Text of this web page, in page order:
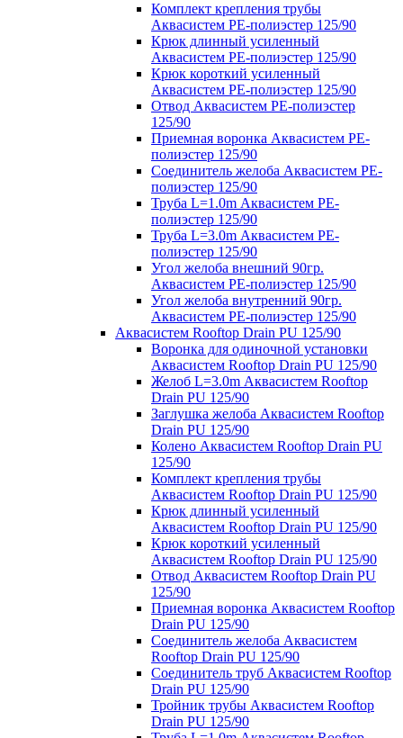
Комплект крепления трубы
Аквасистем PE-полиэстер 125/90
Крюк длинный усиленный
Аквасистем PE-полиэстер 125/90
Крюк короткий усиленный
Аквасистем PE-полиэстер 125/90
Отвод Аквасистем РЕ-полиэстер
125/90
Приемная воронка Аквасистем PE-
полиэстер 125/90
Соединитель желоба Аквасистем PE-
полиэстер 125/90
Труба L=1.0m Аквасистем PE-
полиэстер 125/90
Труба L=3.0m Аквасистем PE-
полиэстер 125/90
Угол желоба внешний 90гр.
Аквасистем PE-полиэстер 125/90
Угол желоба внутренний 90гр.
Аквасистем PE-полиэстер 125/90
Аквасистем Rooftop Drain PU 125/90
Воронка для одиночной установки
Аквасистем Rooftop Drain PU 125/90
Желоб L=3.0m Аквасистем Rooftop
Drain PU 125/90
Заглушка желоба Аквасистем Rooftop
Drain PU 125/90
Колено Аквасистем Rooftop Drain PU
125/90
Комплект крепления трубы
Аквасистем Rooftop Drain PU 125/90
Крюк длинный усиленный
Аквасистем Rooftop Drain PU 125/90
Крюк короткий усиленный
Аквасистем Rooftop Drain PU 125/90
Отвод Аквасистем Rooftop Drain PU
125/90
Приемная воронка Аквасистем Rooftop
Drain PU 125/90
Соединитель желоба Аквасистем
Rooftop Drain PU 125/90
Соединитель труб Аквасистем Rooftop
Drain PU 125/90
Тройник трубы Аквасистем Rooftop
Drain PU 125/90